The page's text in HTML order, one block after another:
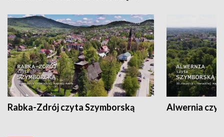
Rabka-Zdrój czyta Szymborską Alwernia